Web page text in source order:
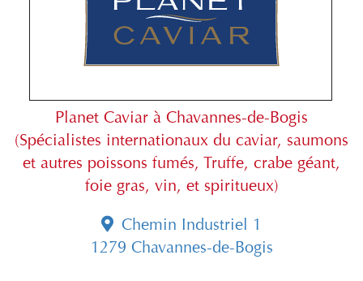
Planet Caviar à Chavannes-de-Bogis
(Spécialistes internationaux du caviar, saumons
et autres poissons fumés, Truffe, crabe géant,
foie gras, vin, et spiritueux)
Chemin Industriel 1
1279 Chavannes-de-Bogis